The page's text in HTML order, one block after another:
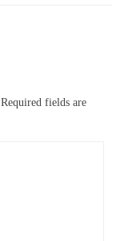
Required fields are